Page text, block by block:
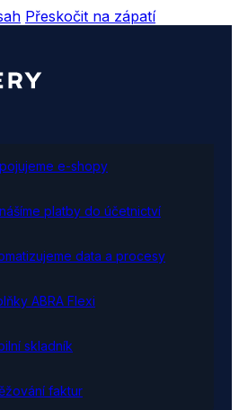
Přeskočit na zápatí
e-shopy
platby do účetnictví
data a procesy
ABRA Flexi
skladník
faktur